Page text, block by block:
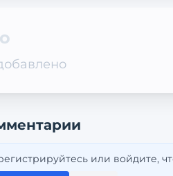
или войдите,